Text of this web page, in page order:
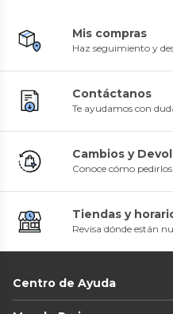
Mis compras
Haz seguimiento y
Contáctanos
Te ayudamos con
Cambios y
Conoce cómo pedirlos
Tiendas y
Revisa dónde están
Centro de Ayuda